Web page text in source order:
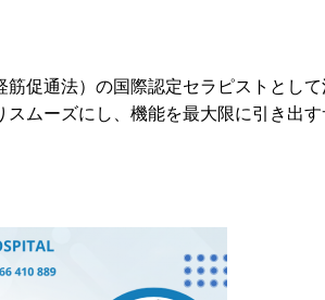
促通法）の国際認定セラピストとして
スムーズにし、機能を最大限に引き出